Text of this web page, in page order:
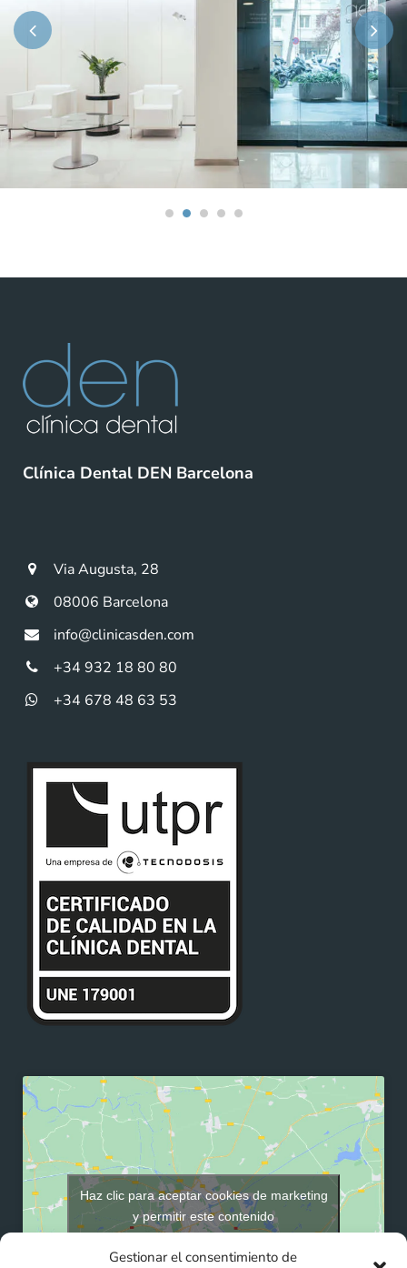
Gestionar el consentimiento de
Clínica Dental DEN Barcelona
Via Augusta, 28
08006 Barcelona
info@clinicasden.com
+34 932 18 80 80
+34 678 48 63 53
Haz clic para aceptar cookies de marketing
y permitir este contenido